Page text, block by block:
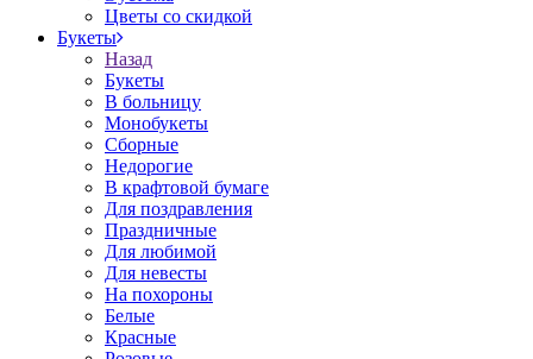
Цветы со скидкой
Букеты
Назад
Букеты
В больницу
Монобукеты
Сборные
Недорогие
В крафтовой бумаге
Для поздравления
Праздничные
Для любимой
Для невесты
На похороны
Белые
Красные